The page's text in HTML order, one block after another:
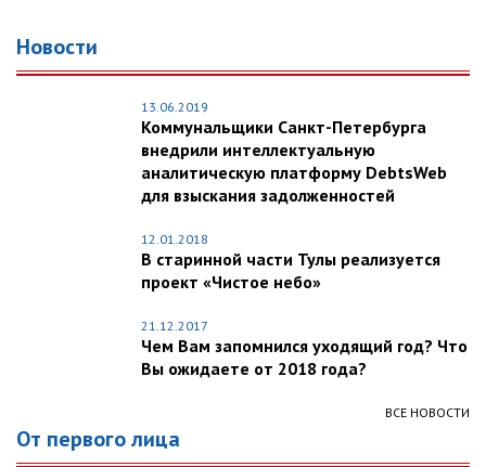
Новости
13.06.2019
Коммунальщики Санкт-Петербурга
внедрили интеллектуальную
аналитическую платформу DebtsWeb
для взыскания задолженностей
12.01.2018
В старинной части Тулы реализуется
проект «Чистое небо»
21.12.2017
Чем Вам запомнился уходящий год? Что
Вы ожидаете от 2018 года?
ВСЕ НОВОСТИ
От первого лица